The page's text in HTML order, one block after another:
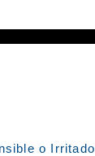
o Irritado